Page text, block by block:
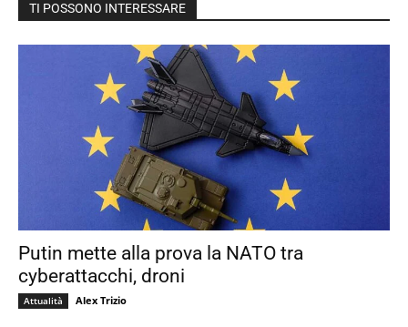
TI POSSONO INTERESSARE
Putin mette alla prova la NATO tra
cyberattacchi, droni
Attualità Alex Trizio